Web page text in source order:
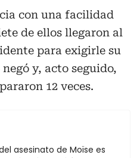
con una facilidad
de ellos llegaron al
para exigirle su
y, acto seguido,
12 veces.
asesinato de Moïse es